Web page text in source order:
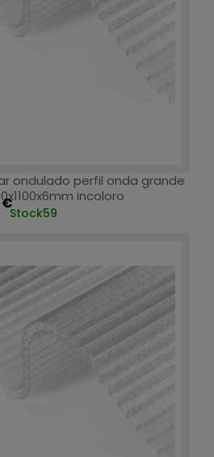
ondulado perfil onda grande
incoloro
€
Stock59